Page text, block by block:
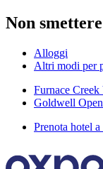
Non
Alloggi
Altri modi per
Furnace
Goldwell
Prenota hotel